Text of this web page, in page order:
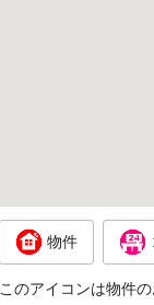
物件
このアイコンは物件